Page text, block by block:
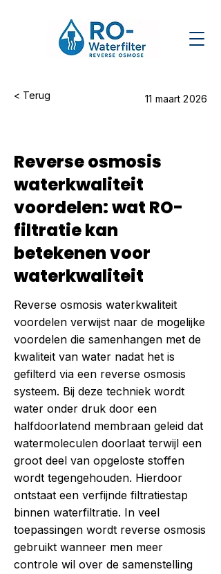
< Terug 11 maart 2026
Reverse osmosis
waterkwaliteit
voordelen: wat RO-
filtratie kan
betekenen voor
waterkwaliteit
Reverse osmosis waterkwaliteit
voordelen verwijst naar de mogelijke
voordelen die samenhangen met de
kwaliteit van water nadat het is
gefilterd via een reverse osmosis
systeem. Bij deze techniek wordt
water onder druk door een
halfdoorlatend membraan geleid dat
watermoleculen doorlaat terwijl een
groot deel van opgeloste stoffen
wordt tegengehouden. Hierdoor
ontstaat een verfijnde filtratiestap
binnen waterfiltratie. In veel
toepassingen wordt reverse osmosis
gebruikt wanneer men meer
controle wil over de samenstelling